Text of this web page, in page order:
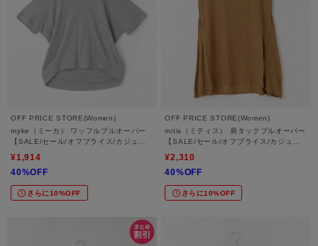
OFF PRICE STORE(Women)
myke（ミーカ） ワッフルプルオーバー
【SALE/セール/オフプライス/カジュア
ー】
¥1,914
40%OFF
さらに10%OFF
OFF PRICE STORE(Women)
mitis（ミティス） 肩タックプルオーバー
【SALE/セール/オフプライス/カジュア
¥2,310
40%OFF
さらに10%OFF